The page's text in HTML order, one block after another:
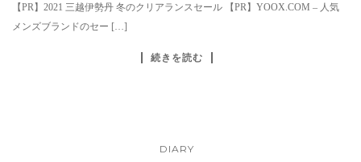
【PR】2021 三越伊勢丹 冬のクリアランスセール 【PR】YOOX.COM – 人気
メンズブランドのセー […]
続きを読む
DIARY